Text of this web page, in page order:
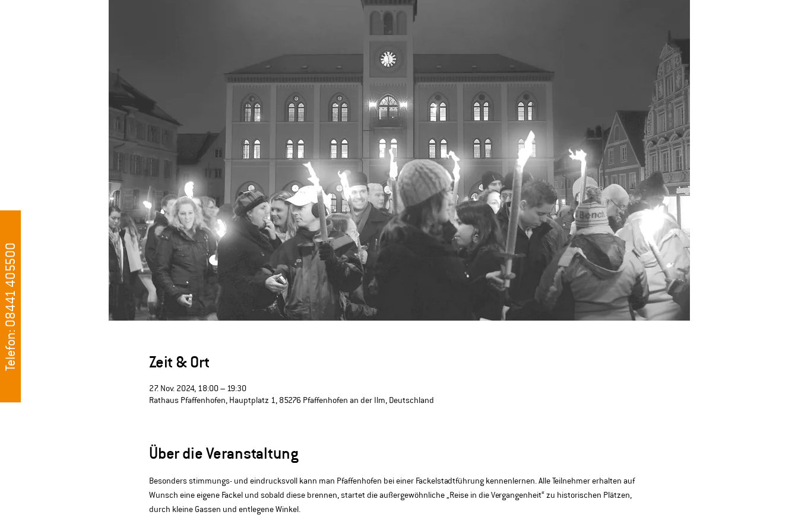
Telefon: 08441 405500 Zeit & Ort
27. Nov. 2024, 18:00 – 19:30
Rathaus Pfaffenhofen, Hauptplatz 1, 85276 Pfaffenhofen an der Ilm, Deutschland
Über die Veranstaltung
Besonders stimmungs- und eindrucksvoll kann man Pfaffenhofen bei einer Fackelstadtführung kennenlernen. Alle Teilnehmer erhalten auf
Wunsch eine eigene Fackel und sobald diese brennen, startet die außergewöhnliche „Reise in die Vergangenheit“ zu historischen Plätzen,
durch kleine Gassen und entlegene Winkel.